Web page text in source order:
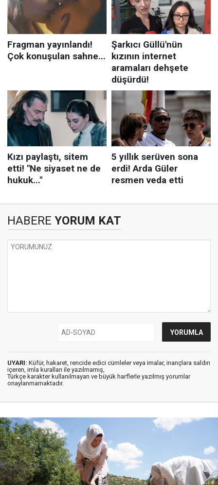
HABERE YORUM KAT
UYARI: Küfür, hakaret, rencide edici cümleler veya imalar, inançlara saldırı
içeren, imla kuralları ile yazılmamış,
Türkçe karakter kullanılmayan ve büyük harflerle yazılmış yorumlar
onaylanmamaktadır.